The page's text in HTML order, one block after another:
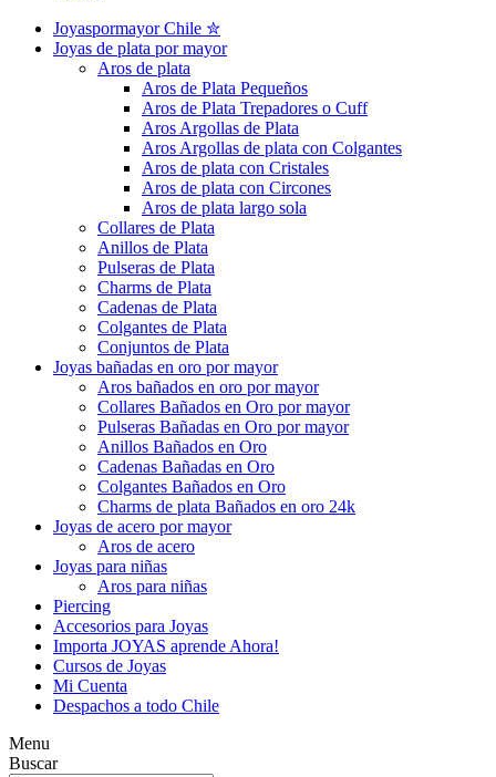
Joyaspormayor Chile ✮
Joyas de plata por mayor
Aros de plata
Aros de Plata Pequeños
Aros de Plata Trepadores o Cuff
Aros Argollas de Plata
Aros Argollas de plata con Colgantes
Aros de plata con Cristales
Aros de plata con Circones
Aros de plata largo sola
Collares de Plata
Anillos de Plata
Pulseras de Plata
Charms de Plata
Cadenas de Plata
Colgantes de Plata
Conjuntos de Plata
Joyas bañadas en oro por mayor
Aros bañados en oro por mayor
Collares Bañados en Oro por mayor
Pulseras Bañadas en Oro por mayor
Anillos Bañados en Oro
Cadenas Bañadas en Oro
Colgantes Bañados en Oro
Charms de plata Bañados en oro 24k
Joyas de acero por mayor
Aros de acero
Joyas para niñas
Aros para niñas
Piercing
Accesorios para Joyas
Importa JOYAS aprende Ahora!
Cursos de Joyas
Mi Cuenta
Despachos a todo Chile
Menu
Buscar